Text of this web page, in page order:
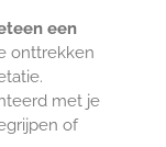
een
onttrekken
met je
of